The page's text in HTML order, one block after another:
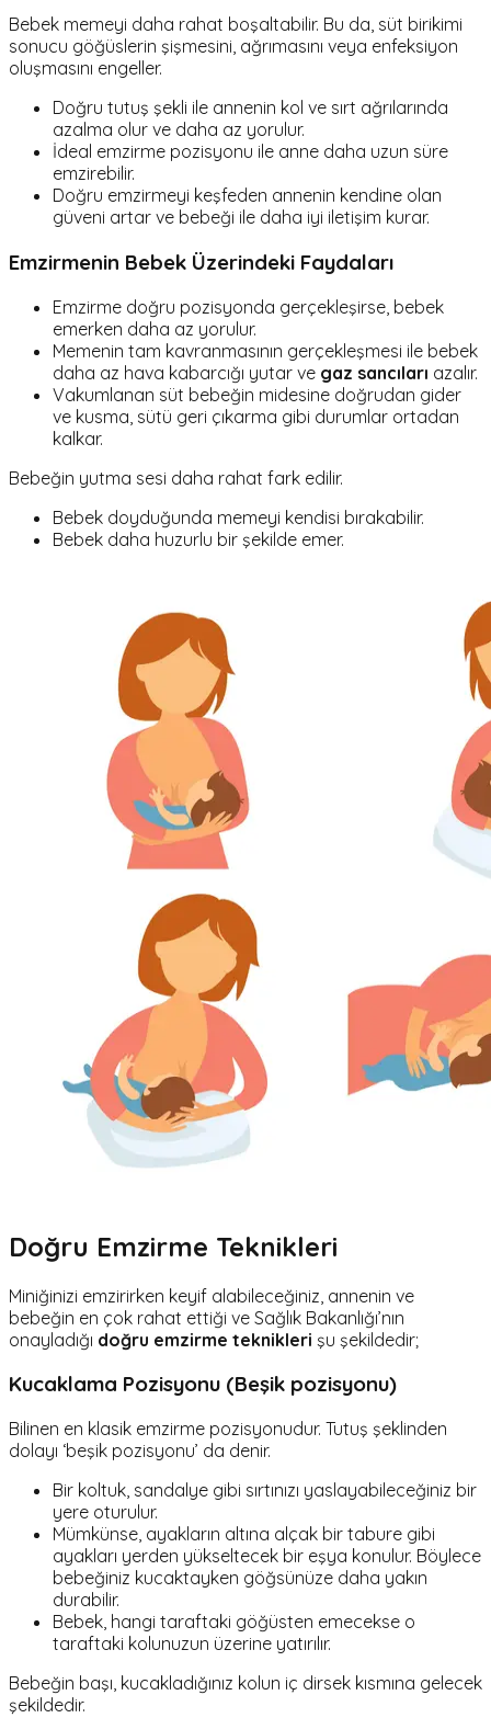
Bebek memeyi daha rahat boşaltabilir. Bu da, süt birikimi
sonucu göğüslerin şişmesini, ağrımasını veya enfeksiyon
oluşmasını engeller.
Doğru tutuş şekli ile annenin kol ve sırt ağrılarında
azalma olur ve daha az yorulur.
İdeal emzirme pozisyonu ile anne daha uzun süre
emzirebilir.
Doğru emzirmeyi keşfeden annenin kendine olan
güveni artar ve bebeği ile daha iyi iletişim kurar.
Emzirmenin Bebek Üzerindeki Faydaları
Emzirme doğru pozisyonda gerçekleşirse, bebek
emerken daha az yorulur.
Memenin tam kavranmasının gerçekleşmesi ile bebek
daha az hava kabarcığı yutar ve gaz sancıları azalır.
Vakumlanan süt bebeğin midesine doğrudan gider
ve kusma, sütü geri çıkarma gibi durumlar ortadan
kalkar.
Bebeğin yutma sesi daha rahat fark edilir.
Bebek doyduğunda memeyi kendisi bırakabilir.
Bebek daha huzurlu bir şekilde emer.
Doğru Emzirme Teknikleri
Miniğinizi emzirirken keyif alabileceğiniz, annenin ve
bebeğin en çok rahat ettiği ve Sağlık Bakanlığı’nın
onayladığı doğru emzirme teknikleri şu şekildedir;
Kucaklama Pozisyonu (Beşik pozisyonu)
Bilinen en klasik emzirme pozisyonudur. Tutuş şeklinden
dolayı ‘beşik pozisyonu’ da denir.
Bir koltuk, sandalye gibi sırtınızı yaslayabileceğiniz bir
yere oturulur.
Mümkünse, ayakların altına alçak bir tabure gibi
ayakları yerden yükseltecek bir eşya konulur. Böylece
bebeğiniz kucaktayken göğsünüze daha yakın
durabilir.
Bebek, hangi taraftaki göğüsten emecekse o
taraftaki kolunuzun üzerine yatırılır.
Bebeğin başı, kucakladığınız kolun iç dirsek kısmına gelecek
şekildedir.